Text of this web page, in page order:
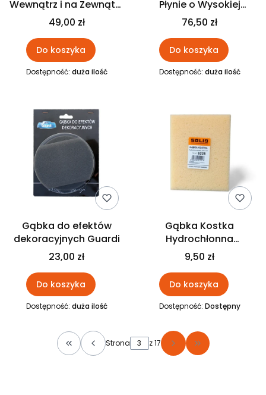
Wewnątrz i na Zewnątrz
JURGA
49,00 zł
Do koszyka
Dostępność: duża ilość
Płynie o Wysokiej
Elastyczności JURGA
76,50 zł
Do koszyka
Dostępność: duża ilość
Gąbka do efektów
dekoracyjnych Guardi
23,00 zł
Do koszyka
Dostępność: duża ilość
Gąbka Kostka
Hydrochłonna
Glazurnicza Żółta SOLID
9,50 zł
Do koszyka
Dostępność: Dostępny
Wróć do pierwszej strony z produktami
Strona z 17 Przejdź do